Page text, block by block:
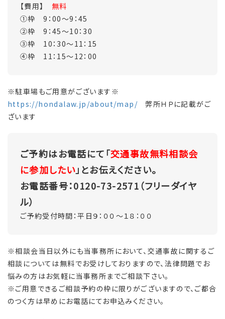
【費用】 無料
①枠 9：00～9：45
②枠 9：45～10：30
③枠 10：30～11：15
④枠 11：15～12：00
※駐車場もご用意がございます※
https://hondalaw.jp/about/map/ 弊所ＨＰに記載がご
ざいます
ご予約はお電話にて「交通事故無料相談会
に参加したい」とお伝えください。
お電話番号：0120-73-2571（フリーダイヤ
ル）
ご予約受付時間：平日９：００～１８：００
※相談会当日以外にも当事務所において、交通事故に関するご
相談については無料でお受けしておりますので、法律問題でお
悩みの方はお気軽に当事務所までご相談下さい。
※ご用意できるご相談予約の枠に限りがございますので、ご都合
のつく方は早めにお電話にてお申込みください。